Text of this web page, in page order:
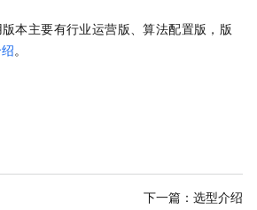
本主要有行业运营版、算法配置版，版
。
下一篇： 选型介绍